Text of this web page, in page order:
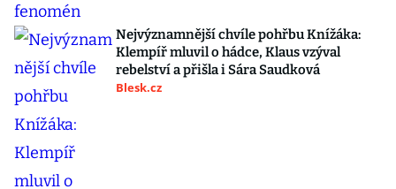
Nejvýznamnější chvíle pohřbu Knížáka:
Klempíř mluvil o hádce, Klaus vzýval
rebelství a přišla i Sára Saudková
Blesk.cz